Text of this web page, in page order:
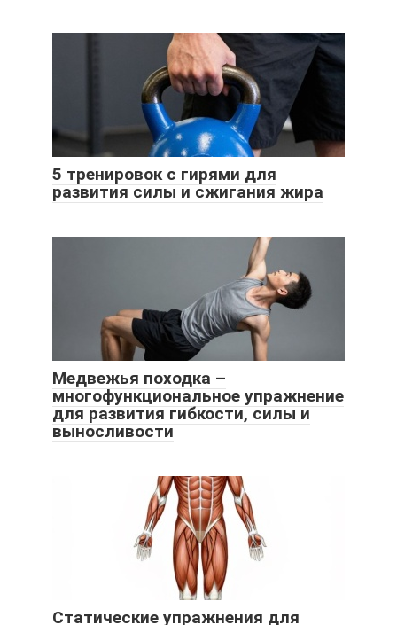
5 тренировок с гирями для
развития силы и сжигания жира
Медвежья походка –
многофункциональное упражнение
для развития гибкости, силы и
выносливости
Статические упражнения для